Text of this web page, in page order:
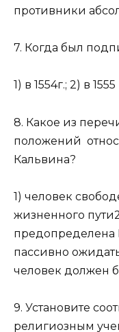
противники
7. Когда был
1) в 1554г.; 2) в
8. Какое из
положений
Кальвина?
1) человек
жизненного
предопределена
пассивно
человек должен
9. Установите
религиозным